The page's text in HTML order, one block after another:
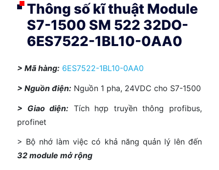
Thông số kĩ thuật Module
S7-1500 SM 522 32DO-
6ES7522-1BL10-0AA0
> Mã hàng: 6ES7522-1BL10-0AA0
> Nguồn điện: Nguồn 1 pha, 24VDC cho S7-1500
> Giao diện: Tích hợp truyền thông profibus,
profinet
> Bộ nhớ làm việc có khả năng quản lý lên đến
32 module mở rộng